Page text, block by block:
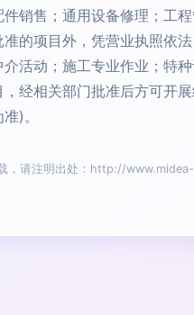
件销售；通用设备修理；工
准的项目外，凭营业执照依
介活动；施工专业作业；特
，经相关部门批准后方可开
)。
，请注明出处：http://